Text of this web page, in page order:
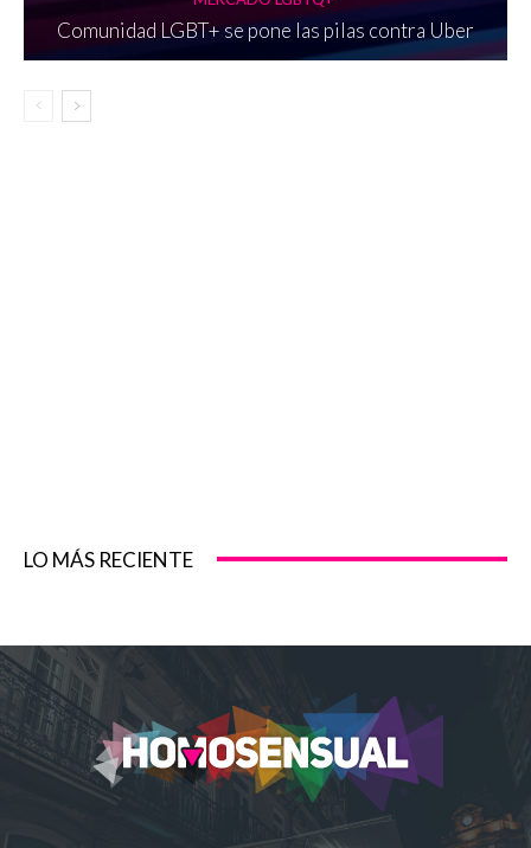
Comunidad LGBT+ se pone las pilas contra Uber
LO MÁS RECIENTE